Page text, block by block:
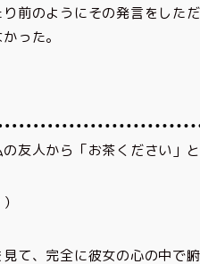
り前のようにその発言をした
った。
友人から「お茶ください」
て、完全に彼女の心の中で